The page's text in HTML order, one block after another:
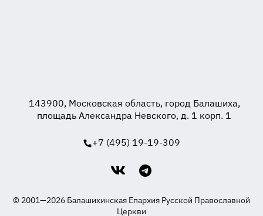
143900, Московская область, город Балашиха,
площадь Александра Невского, д. 1 корп. 1
+7 (495) 19-19-309
© 2001—2026 Балашихинская Епархия Русской Православной
Церкви